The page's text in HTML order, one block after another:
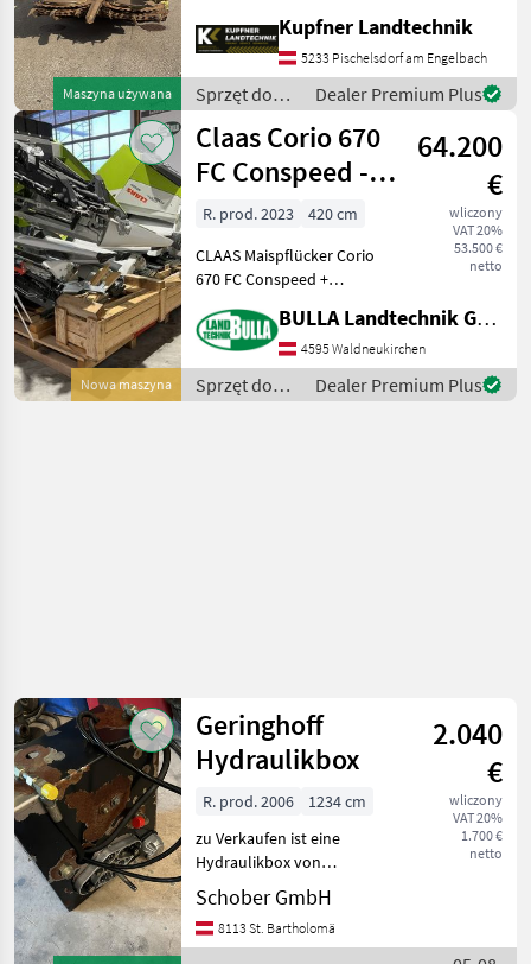
Maszyna używana
Claas 900er Serie Sofort
Einsatzbereit!!! Heder/
przystawka (typ): Heder/
przystawka do kukurydz
Kupfner Landtechnik
5233 Pischelsdorf am Engelbach
Sprzęt do
zbioru pole
uprawne /
Claas
Dealer Premium Plus
Nowa maszyna
Claas Corio 670
FC Conspeed - 6
Reihen
64.200
€
wliczony
VAT 20%
53.500 €
netto
R. prod. 2023
420 cm
CLAAS Maispflücker Corio
670 FC Conspeed +
mit 70cm Reihenabstand +
hydraulisch klappbar +
Hybridwalzen +
Stoppelknicker +
BULLA Landtechnik GmbH
4595 Waldneukirchen
Sprzęt do
zbioru pole
Dealer Premium Plus
Geringhoff
Hydraulikbox
2.040
€
wliczony
VAT 20%
1.700 €
netto
R. prod. 2006
1234 cm
zu Verkaufen ist eine
Hydraulikbox von
Geringhoff für Claas
Mähdrescher, Baujahr: 2006
Besichtigung jederzeit nach
Schober GmbH
8113 St. Bartholomä